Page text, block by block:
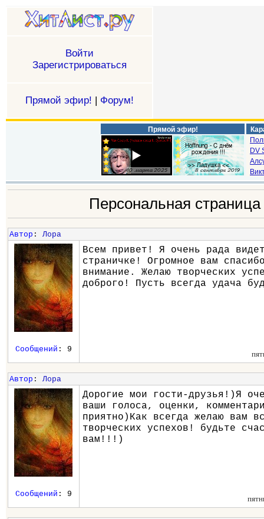
Войти
Зарегистрироваться
Прямой эфир! | Форум!
Прямой эфир!
DV
Персональная страница
Автор : Лора
Всем привет! Я очень рада
страничке! Огромное вам
внимание. Желаю творческих
доброго! Пусть всегда удача
Сообщений : 9
Автор : Лора
Дорогие мои гости-друзья!)Я
ваши голоса, оценки,
приятно)Как всегда желаю вам
творческих успехов! будьте
вам!!!)
Сообщений : 9